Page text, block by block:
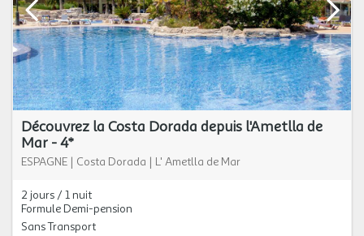
Découvrez la Costa Dorada depuis l'Ametlla de
Mar - 4*
ESPAGNE | Costa Dorada | L' Ametlla de Mar
2 jours / 1 nuit
Formule Demi-pension
Sans Transport